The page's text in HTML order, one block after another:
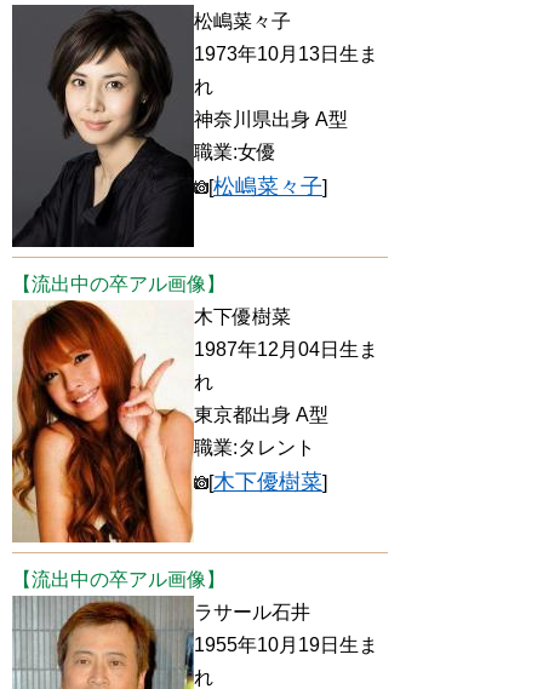
松嶋菜々子
1973年10月13日生ま
れ
神奈川県出身 A型
職業:女優
[松嶋菜々子]
【流出中の卒アル画像】
木下優樹菜
1987年12月04日生ま
れ
東京都出身 A型
職業:タレント
[木下優樹菜]
【流出中の卒アル画像】
ラサール石井
1955年10月19日生ま
れ